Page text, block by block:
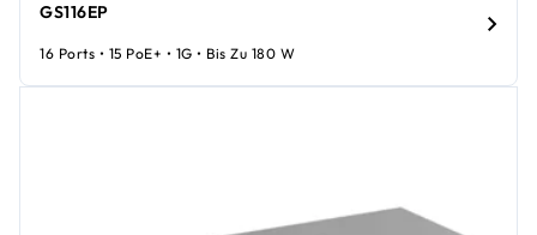
GS116EP
16 Ports • 15 PoE+ • 1G • Bis Zu 180 W